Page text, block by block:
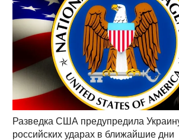
Разведка США предупредила
российских ударах в ближайшие дни